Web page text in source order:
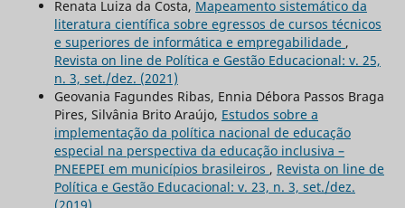
Renata Luiza da Costa, Mapeamento sistemático da
literatura científica sobre egressos de cursos técnicos
e superiores de informática e empregabilidade ,
Revista on line de Política e Gestão Educacional: v. 25,
n. 3, set./dez. (2021)
Geovania Fagundes Ribas, Ennia Débora Passos Braga
Pires, Silvânia Brito Araújo, Estudos sobre a
implementação da política nacional de educação
especial na perspectiva da educação inclusiva –
PNEEPEI em municípios brasileiros , Revista on line de
Política e Gestão Educacional: v. 23, n. 3, set./dez.